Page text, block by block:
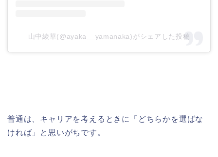
山中綾華(@ayaka__yamanaka)がシェアした投稿
普通は、キャリアを考えるときに「どちらかを選ばな
ければ」と思いがちです。